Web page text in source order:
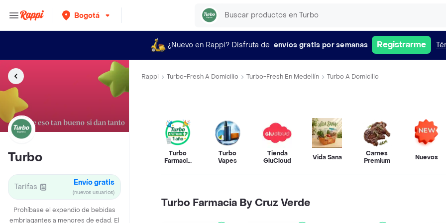
Bogotá
¿Nuevo en Rappi? Disfruta de envíos gratis por semanas Registrarme
Turbo
Tarifas Envío gratis
(nuevos usuarios)
Prohíbase el expendio de bebidas
embriagantes a menores de edad. El
Rappi Turbo-Fresh A Domicilio Turbo-Fresh En Medellín Turbo A Domicilio
Turbo
Farmacia
Verde
Turbo
Vapes
Tienda
GluCloud
Vida Sana
Carnes
Premium
Nuevos
Turbo Farmacia By Cruz Verde